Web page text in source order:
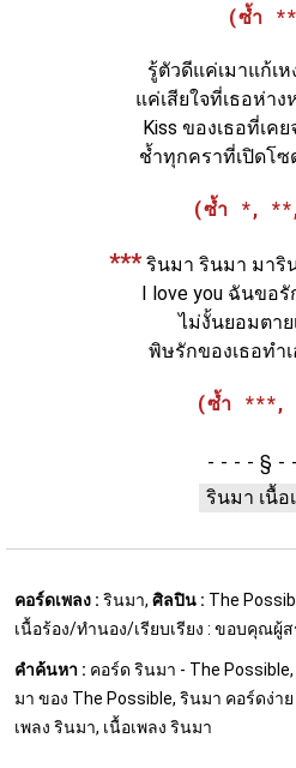
(ซ้ำ
รู้ตัวดีแค่เมาแก้เ
แค่เสียใจที่เธอห่าง
Kiss ของเธอที่เค
ช้ำทุกคราที่เปิดโซ
(ซ้ำ *,
***รินมา รินมา มาริ
I love you ฉันขอรั
ไม่งั้นยอมตา
พิษรักของเธอทำเ
(ซ้ำ ***,
§
รินมา เนื้อ
คอร์ดเพลง : รินมา, ศิลปิน : The
เนื้อร้อง/ทำนอง/เรียบเรียง : ขอบคุณผู้ส
คำค้นหา : คอร์ด รินมา - The
มา ของ The Possible, รินมา คอร์ดง่า
เพลง รินมา, เนื้อเพลง รินมา